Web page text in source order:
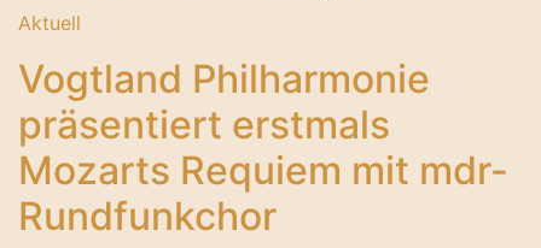
Aktuell
Vogtland Philharmonie
präsentiert erstmals
Mozarts Requiem mit mdr-
Rundfunkchor